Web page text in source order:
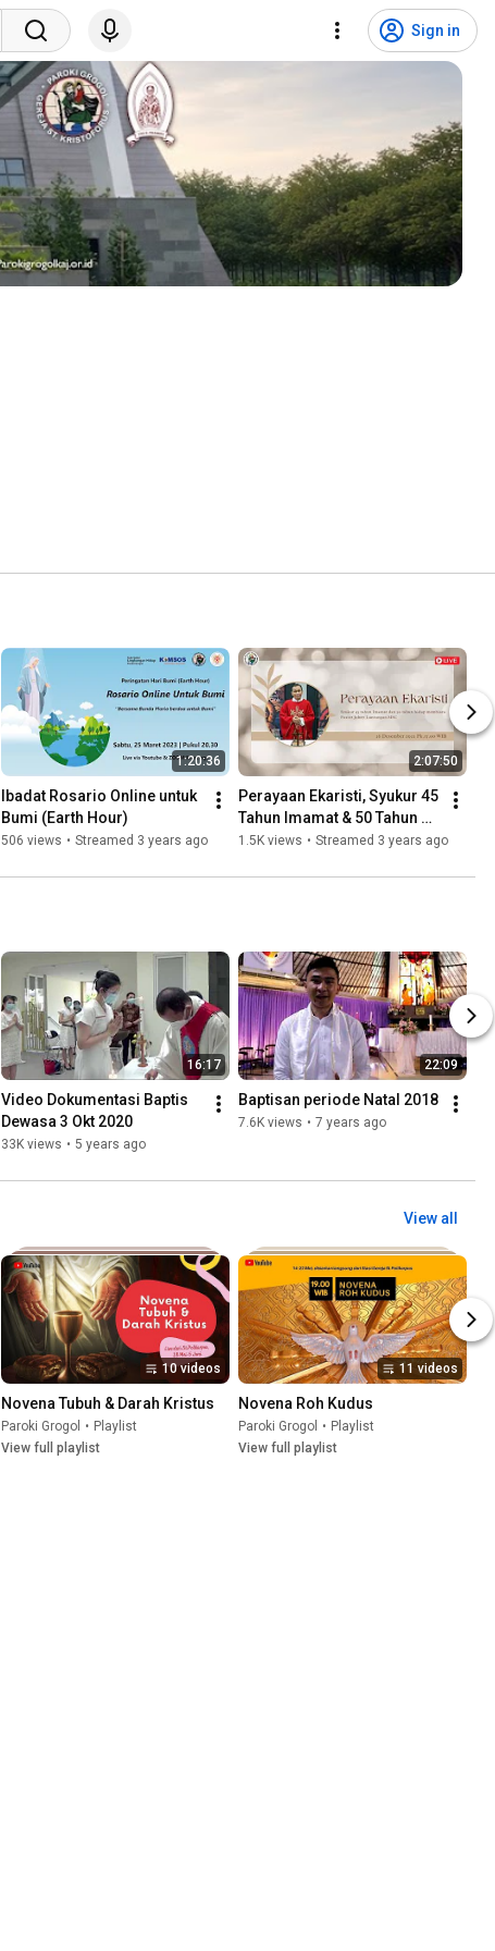
Sign in
1:20:36
Ibadat Rosario Online untuk
Bumi (Earth Hour)
506 views • Streamed 3 years ago
2:07:50
Perayaan Ekaristi, Syukur 45
Tahun Imamat & 50 Tahun
hidup membiara Pastor
1.5K views • Streamed 3 years ago
16:17
Video Dokumentasi Baptis
Dewasa 3 Okt 2020
33K views • 5 years ago
22:09
Baptisan periode Natal 2018
7.6K views • 7 years ago
View all
10 videos
Novena Tubuh & Darah Kristus
Paroki Grogol • Playlist
View full playlist
11 videos
Novena Roh Kudus
Paroki Grogol • Playlist
View full playlist